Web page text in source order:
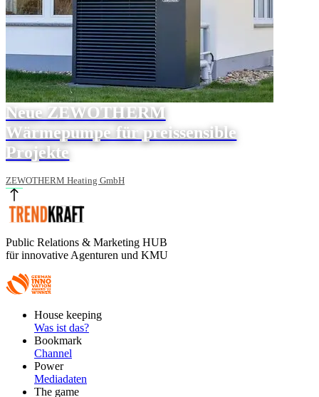
Neue ZEWOTHERM
Wärmepumpe für preissensible
Projekte
ZEWOTHERM Heating GmbH
Public Relations & Marketing HUB
für innovative Agenturen und KMU
FooterHouse keeping
Was ist das?
Bookmark
Channel
Power
Mediadaten
The game